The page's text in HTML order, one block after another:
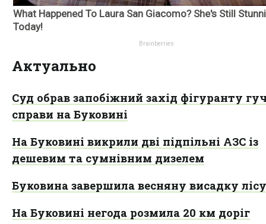
Актуально
Суд обрав запобіжний захід фігуранту
справи на Буковині
На Буковині викрили дві підпільні АЗС із
дешевим та сумнівним дизелем
Буковина завершила весняну висадку лісу
На Буковині негода розмила 20 км доріг